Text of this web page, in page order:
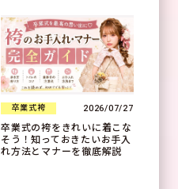
卒業式袴 2026/07/27
卒業式の袴をきれいに着こな
そう！知っておきたいお手入
れ方法とマナーを徹底解説